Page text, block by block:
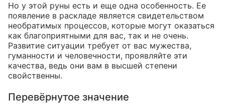
Но у этой руны есть и еще одна особенность. Ее
появление в раскладе является свидетельством
необратимых процессов, которые могут оказаться
как благоприятными для вас, так и не очень.
Развитие ситуации требует от вас мужества,
гуманности и человечности, проявляйте эти
качества, ведь они вам в высшей степени
свойственны.
Перевёрнутое значение